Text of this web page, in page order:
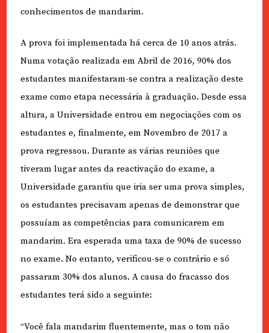
conhecimentos de mandarim.
A prova foi implementada há cerca de 10 anos atrás.
Numa votação realizada em Abril de 2016, 90% dos
estudantes manifestaram-se contra a realização deste
exame como etapa necessária à graduação. Desde essa
altura, a Universidade entrou em negociações com os
estudantes e, finalmente, em Novembro de 2017 a
prova regressou. Durante as várias reuniões que
tiveram lugar antes da reactivação do exame, a
Universidade garantiu que iria ser uma prova simples,
os estudantes precisavam apenas de demonstrar que
possuíam as competências para comunicarem em
mandarim. Era esperada uma taxa de 90% de sucesso
no exame. No entanto, verificou-se o contrário e só
passaram 30% dos alunos. A causa do fracasso dos
estudantes terá sido a seguinte:
“Você fala mandarim fluentemente, mas o tom não